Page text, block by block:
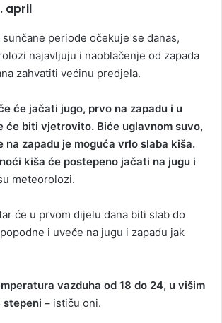
april
periode očekuje se danas,
najavljuju i naoblačenje od zapada
zahvatiti većinu predjela.
će jačati jugo, prvo na zapadu i u
će biti vjetrovito. Biće uglavnom suvo,
na zapadu je moguća vrlo slaba kiša.
kiša će postepeno jačati na jugu i
meteorolozi.
će u prvom dijelu dana biti slab do
i uveče na jugu i zapadu jak
vazduha od 18 do 24, u višim
stepeni – ističu oni.